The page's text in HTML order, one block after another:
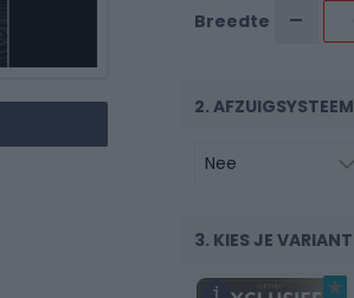
Breedte -
2. AFZUIGSYSTEEM
3. KIES JE VARIANT